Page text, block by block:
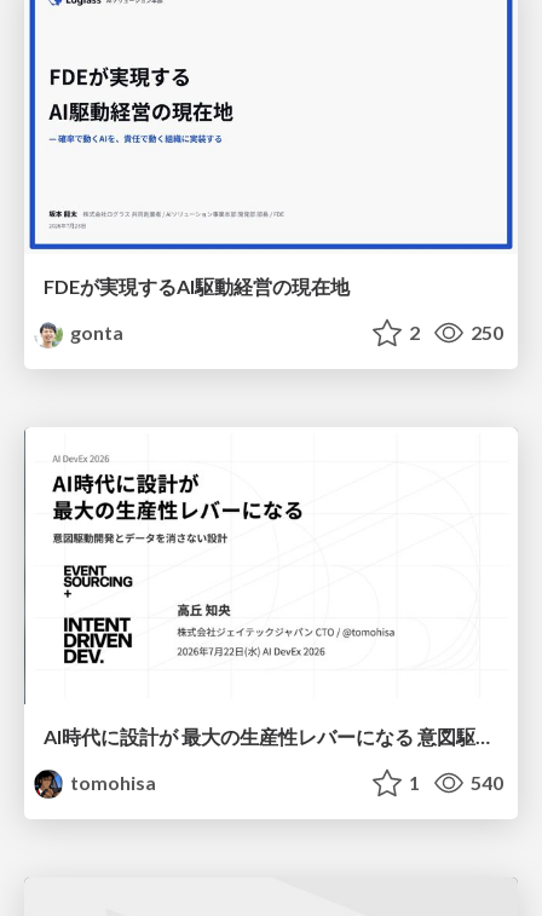
FDEが実現するAI駆動経営の現在地
gonta
2 250
AI時代に設計が 最大の生産性レバーになる 意図駆動開発とデータを消さない設計｜Don't Delete Your Data or Your Intent — Design as the Deepest Lever in the AI Era
tomohisa
1 540